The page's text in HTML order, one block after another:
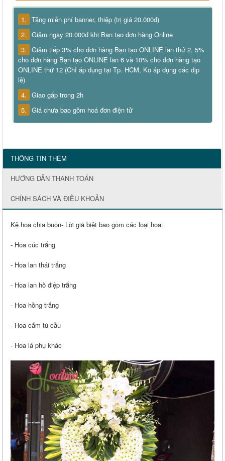
1. Tặng miễn phí banner, thiệp (trị giá 20.000đ)
2. Giảm ngay 20.000đ khi Bạn tạo đơn hàng Online
3. Giảm tiếp 3% cho đơn hàng Bạn tạo ONLINE lần thứ 2, 5%
cho đơn hàng Bạn tạo ONLINE lần 6 và 10% cho đơn hàng tạo
ONLINE thứ 12 (Chỉ áp dụng tại Tp. HCM, Ko áp dụng các dịp
lễ)
4. Giao gấp trong 2h
5. Giá chưa bao gồm hoá đơn điện tử
THÔNG TIN THÊM
HƯỚNG DẪN THANH TOÁN
CHÍNH SÁCH VÀ ĐIỀU KHOẢN
Kệ hoa chia buồn- Lời giã biệt bao gồm các loại hoa:
- Hoa cúc trắng
- Hoa lan thái trắng
- Hoa lan hồ điệp trắng
- Hoa hồng trắng
- Hoa cẩm tú cầu
- Hoa lá phụ khác